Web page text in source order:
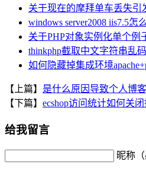
关于现在的摩拜单车丢失引
windows server2008 iis7.5怎
关于PHP对象实例化单个例
thinkphp截取中文字符串乱
如何隐藏掉集成环境
【上篇】 是什么原因导致个人博
【下篇】 ecshop访问统计如何关
给我留言
昵称（